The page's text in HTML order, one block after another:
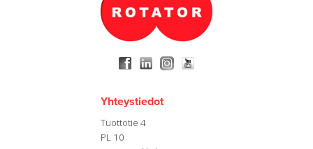
Yhteystiedot
Tuottotie 4
PL 10